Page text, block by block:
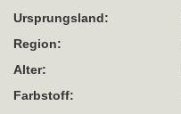
Ursprungsland:
Region:
Alter:
Farbstoff: